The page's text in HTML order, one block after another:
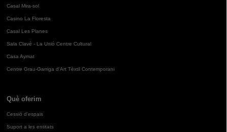
Casal Mira-sol
Casino La Floresta
Casal Les Planes
Sala Clavé - La Unió Centre Cultural
Casa Aymat
Centre Grau-Garriga d'Art Tèxtil Contemporani
Què oferim
Cessió d'espais
Suport a les entitats